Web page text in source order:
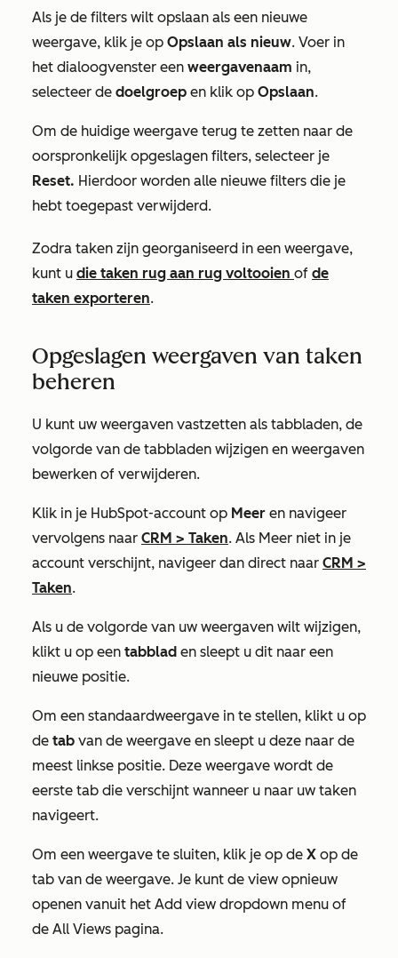
Als je de filters wilt opslaan als een nieuwe
weergave, klik je op Opslaan als nieuw. Voer in
het dialoogvenster een weergavenaam in,
selecteer de doelgroep en klik op Opslaan.
Om de huidige weergave terug te zetten naar de
oorspronkelijk opgeslagen filters, selecteer je
Reset. Hierdoor worden alle nieuwe filters die je
hebt toegepast verwijderd.
Zodra taken zijn georganiseerd in een weergave,
kunt u die taken rug aan rug voltooien of de
taken exporteren.
Opgeslagen weergaven van taken
beheren
U kunt uw weergaven vastzetten als tabbladen, de
volgorde van de tabbladen wijzigen en weergaven
bewerken of verwijderen.
Klik in je HubSpot-account op Meer en navigeer
vervolgens naar CRM > Taken. Als Meer niet in je
account verschijnt, navigeer dan direct naar CRM >
Taken.
Als u de volgorde van uw weergaven wilt wijzigen,
klikt u op een tabblad en sleept u dit naar een
nieuwe positie.
Om een standaardweergave in te stellen, klikt u op
de tab van de weergave en sleept u deze naar de
meest linkse positie. Deze weergave wordt de
eerste tab die verschijnt wanneer u naar uw taken
navigeert.
Om een weergave te sluiten, klik je op de X op de
tab van de weergave. Je kunt de view opnieuw
openen vanuit het Add view dropdown menu of
de All Views pagina.